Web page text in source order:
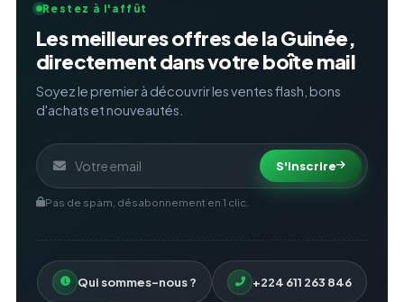
Restez à l'affût
Les meilleures offres de la Guinée,
directement dans votre boîte mail
Soyez le premier à découvrir les ventes flash, bons
d'achats et nouveautés.
S'inscrire
Pas de spam, désabonnement en 1 clic.
Qui sommes-nous ? +224 611 263 846